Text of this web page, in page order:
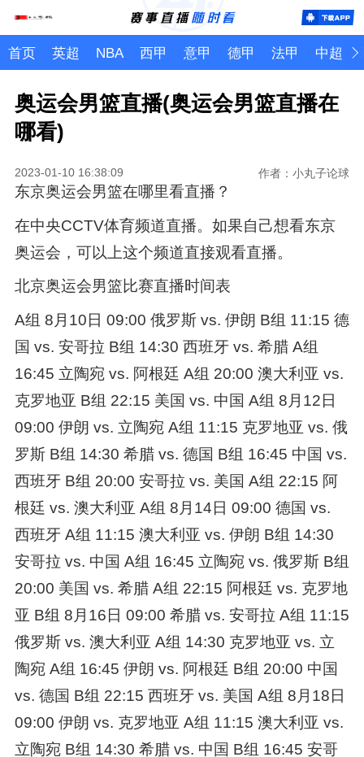
首页 英超 NBA 西甲 意甲 德甲 法甲 中超
奥运会男篮直播(奥运会男篮直播在
哪看)
2023-01-10 16:38:09 作者：小丸子论球
东京奥运会男篮在哪里看直播？
在中央CCTV体育频道直播。如果自己想看东京
奥运会，可以上这个频道直接观看直播。
北京奥运会男篮比赛直播时间表
A组 8月10日 09:00 俄罗斯 vs. 伊朗 B组 11:15 德
国 vs. 安哥拉 B组 14:30 西班牙 vs. 希腊 A组
16:45 立陶宛 vs. 阿根廷 A组 20:00 澳大利亚 vs.
克罗地亚 B组 22:15 美国 vs. 中国 A组 8月12日
09:00 伊朗 vs. 立陶宛 A组 11:15 克罗地亚 vs. 俄
罗斯 B组 14:30 希腊 vs. 德国 B组 16:45 中国 vs.
西班牙 B组 20:00 安哥拉 vs. 美国 A组 22:15 阿
根廷 vs. 澳大利亚 A组 8月14日 09:00 德国 vs.
西班牙 A组 11:15 澳大利亚 vs. 伊朗 B组 14:30
安哥拉 vs. 中国 A组 16:45 立陶宛 vs. 俄罗斯 B组
20:00 美国 vs. 希腊 A组 22:15 阿根廷 vs. 克罗地
亚 B组 8月16日 09:00 希腊 vs. 安哥拉 A组 11:15
俄罗斯 vs. 澳大利亚 A组 14:30 克罗地亚 vs. 立
陶宛 A组 16:45 伊朗 vs. 阿根廷 B组 20:00 中国
vs. 德国 B组 22:15 西班牙 vs. 美国 A组 8月18日
09:00 伊朗 vs. 克罗地亚 A组 11:15 澳大利亚 vs.
立陶宛 B组 14:30 希腊 vs. 中国 B组 16:45 安哥